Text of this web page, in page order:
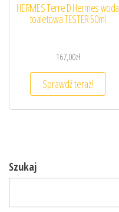
HERMES Terre D Hermes woda
toaletowa TESTER 50ml
167,00zł
Sprawdź teraz!
Szukaj